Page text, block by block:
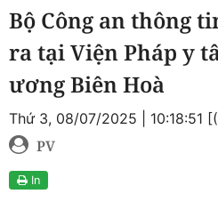
Bộ Công an thông
ra tại Viện Pháp y
ương Biên Hoà
Thứ 3, 08/07/2025 | 10:18:51
PV
In